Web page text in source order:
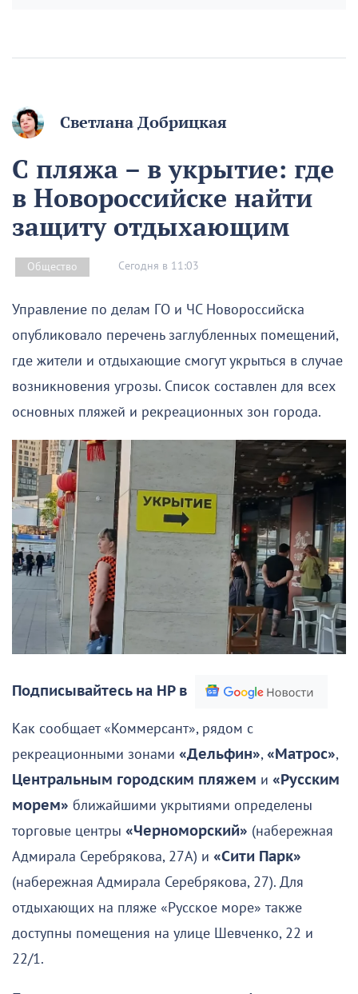
Светлана Добрицкая
С пляжа – в укрытие: где
в Новороссийске найти
защиту отдыхающим
Общество Сегодня в 11:03
Управление по делам ГО и ЧС Новороссийска
опубликовало перечень заглубленных помещений,
где жители и отдыхающие смогут укрыться в случае
возникновения угрозы. Список составлен для всех
основных пляжей и рекреационных зон города.
Подписывайтесь на НР в
Как сообщает «Коммерсант», рядом с
рекреационными зонами «Дельфин»,«Матрос»,
Центральным городским пляжем и «Русским
морем» ближайшими укрытиями определены
торговые центры «Черноморский» (набережная
Адмирала Серебрякова, 27А) и «Сити Парк»
(набережная Адмирала Серебрякова, 27). Для
отдыхающих на пляже «Русское море» также
доступны помещения на улице Шевченко, 22 и
22/1.